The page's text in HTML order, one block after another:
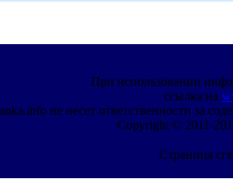
При использовании
ссылка на
не несет ответственности за
Copyright © 2011-
Страница